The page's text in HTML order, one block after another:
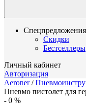
Спецпредложения
Скидки
Бестселлеры
Личный кабинет
Авторизация
Aeroner/
Пневмо пистолет для
- 0 %